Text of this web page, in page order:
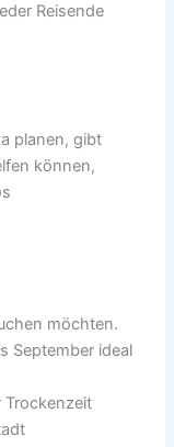
Reisende
planen, gibt
können,
möchten.
September ideal
Trockenzeit